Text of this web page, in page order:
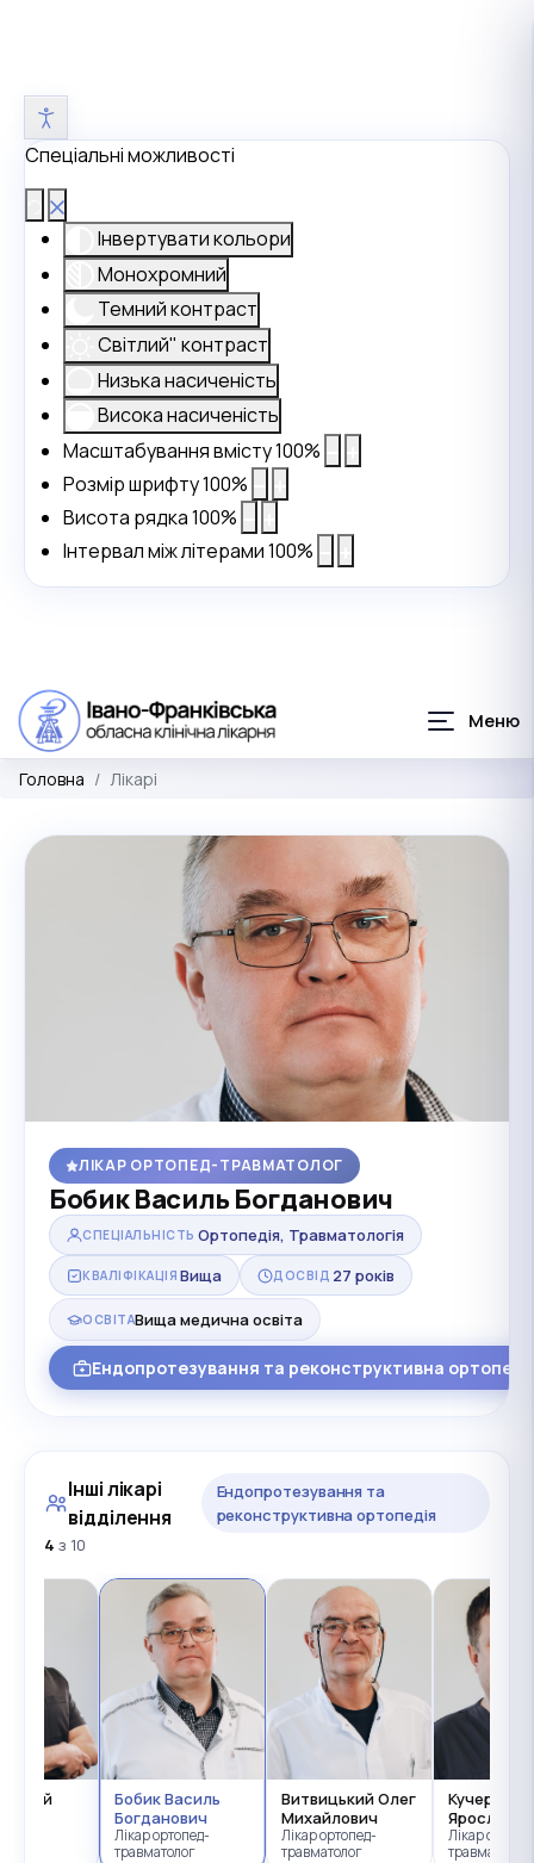
Спеціальні можливості
Інвертувати кольори
Монохромний
Темний контраст
Світлий" контраст
Низька насиченість
Висока насиченість
Масштабування вмісту100%
Розмір шрифту100%
Висота рядка100%
Інтервал між літерами100%
Головна Лікарі
ЛІКАР ОРТОПЕД-ТРАВМАТОЛОГ
Бобик Василь Богданович
СПЕЦІАЛЬНІСТЬ Ортопедія, Травматологія
КВАЛІФІКАЦІЯ Вища ДОСВІД 27 років
ОСВІТАВища медична освіта
Ендопротезування та реконструктивна
Інші лікарі
відділення
Ендопротезування та
реконструктивна ортопедія
4 з 10
Бобик Василь
Богданович
Лікар ортопед-
травматолог
Витвицький Олег
Михайлович
Лікар ортопед-
травматолог
Кучер
Лікар
травматолог